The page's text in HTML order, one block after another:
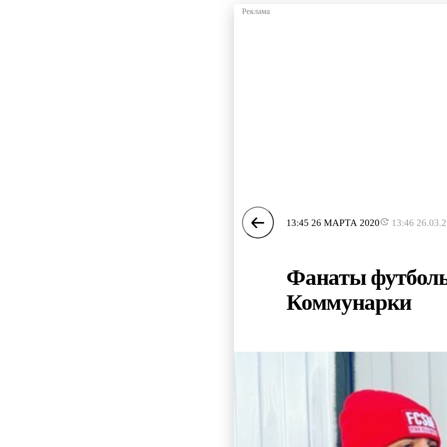
13:45 26 МАРТА 2020 13:46
Фанаты
Коммунарки